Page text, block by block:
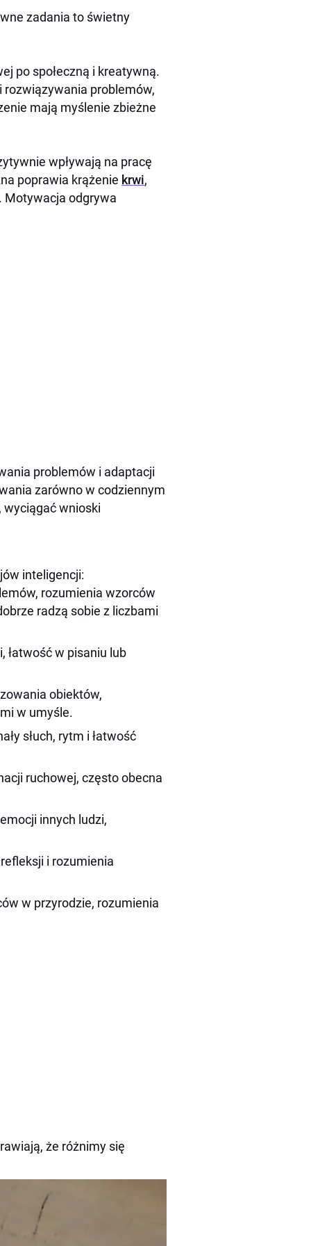
zadania to świetny
po społeczną i kreatywną.
rozwiązywania problemów,
mają myślenie zbieżne
wpływają na pracę
poprawia krążenie krwi,
Motywacja odgrywa
problemów i adaptacji
zarówno w codziennym
wyciągać wnioski
inteligencji:
rozumienia wzorców
radzą sobie z liczbami
łatwość w pisaniu lub
obiektów,
w umyśle.
słuch, rytm i łatwość
ruchowej, często obecna
innych ludzi,
i rozumienia
w przyrodzie, rozumienia
że różnimy się